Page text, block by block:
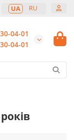
UA RU
04-01
04-01